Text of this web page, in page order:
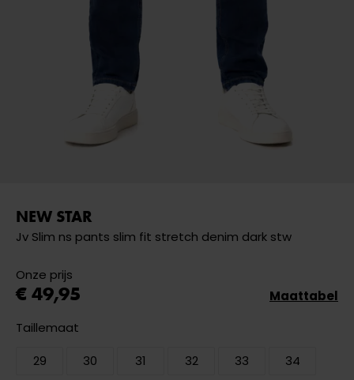
NEW STAR
Jv Slim ns pants slim fit stretch denim dark stw
Onze prijs
€ 49,95
Taillemaat
29
30 31 32 33 34
Maattabel